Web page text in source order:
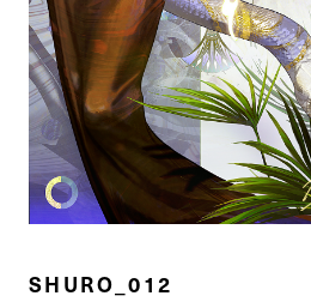
SHURO_012